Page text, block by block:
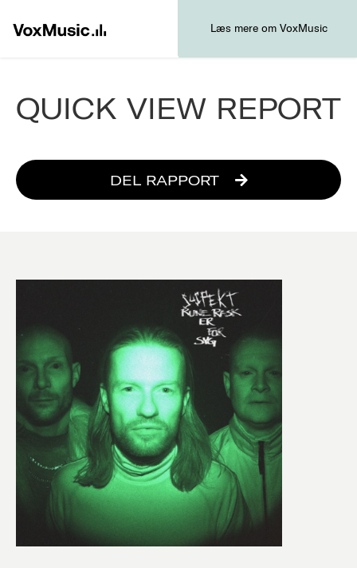
Læs mere om VoxMusic
QUICK VIEW REPORT
DEL RAPPORT